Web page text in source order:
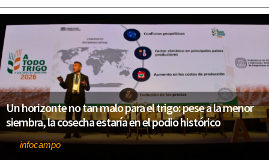
Un horizonte no tan malo para el trigo: pese a la menor
siembra, la cosecha estaría en el podio histórico
infocampo